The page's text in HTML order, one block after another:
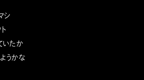
シ
いたか
うかな